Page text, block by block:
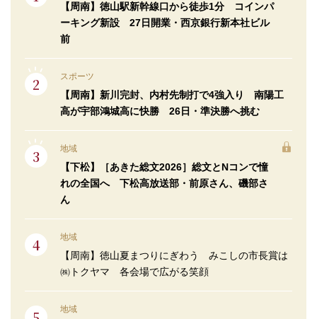
【周南】徳山駅新幹線口から徒歩1分 コインパ
ーキング新設 27日開業・西京銀行新本社ビル
前
スポーツ
【周南】新川完封、内村先制打で4強入り 南陽工
高が宇部鴻城高に快勝 26日・準決勝へ挑む
地域
【下松】［あきた総文2026］総文とNコンで憧
れの全国へ 下松高放送部・前原さん、磯部さ
ん
地域
【周南】徳山夏まつりにぎわう みこしの市長賞は
㈱トクヤマ 各会場で広がる笑顔
地域